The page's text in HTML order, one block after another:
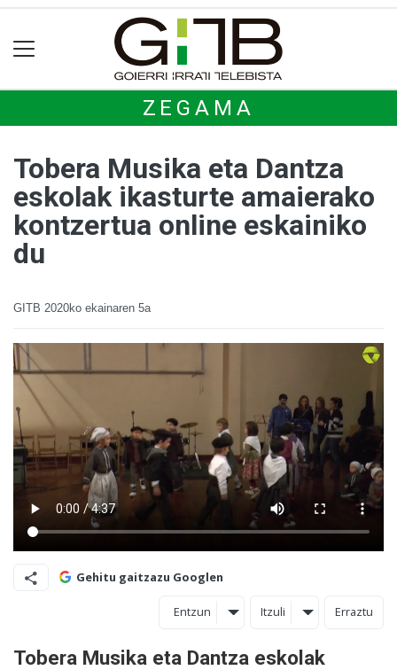
ZEGAMA
Tobera Musika eta Dantza
eskolak ikasturte amaierako
kontzertua online eskainiko
du
GITB 2020ko ekainaren 5a
Gehitu gaitzazu Googlen
Entzun Itzuli Erraztu
Tobera Musika eta Dantza eskolak